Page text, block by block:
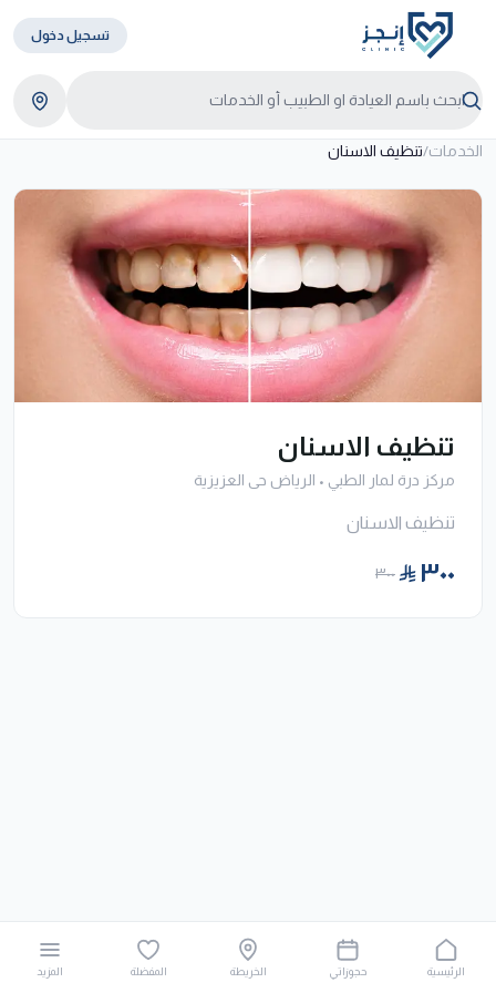
تسجيل دخول
الخدمات/تنظيف الاسنان
تنظيف الاسنان
مركز درة لمار الطبي • الرياض حى العزيزية
تنظيف الاسنان
٣٠٠ ٣٠٠
الرئيسية حجوزاتي الخريطة المفضلة المزيد